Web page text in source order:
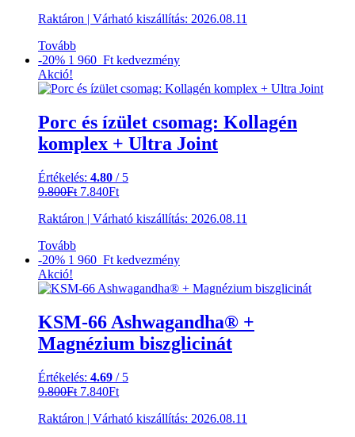
was:
is:
Raktáron | Várható kiszállítás: 2026.08.11
Tovább
-20% 1 960 Ft kedvezmény
Akció!
Porc és ízület csomag: Kollagén
komplex + Ultra Joint
Értékelés: 4.80 / 5
9.800Ft Original
was:
7.840FtCurrent
is:
Raktáron | Várható kiszállítás: 2026.08.11
Tovább
-20% 1 960 Ft kedvezmény
Akció!
KSM-66 Ashwagandha® +
Magnézium biszglicinát
Értékelés: 4.69 / 5
9.800Ft Original
was:
7.840FtCurrent
is:
Raktáron | Várható kiszállítás: 2026.08.11